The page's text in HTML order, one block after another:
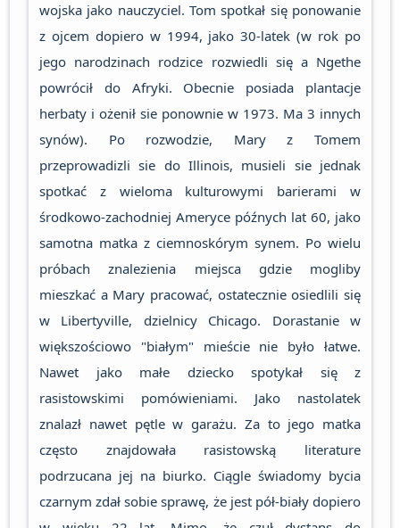
wojska jako nauczyciel. Tom spotkał się ponowanie
z ojcem dopiero w 1994, jako 30-latek (w rok po
jego narodzinach rodzice rozwiedli się a Ngethe
powrócił do Afryki. Obecnie posiada plantacje
herbaty i ożenił sie ponownie w 1973. Ma 3 innych
synów). Po rozwodzie, Mary z Tomem
przeprowadizli sie do Illinois, musieli sie jednak
spotkać z wieloma kulturowymi barierami w
środkowo-zachodniej Ameryce późnych lat 60, jako
samotna matka z ciemnoskórym synem. Po wielu
próbach znalezienia miejsca gdzie mogliby
mieszkać a Mary pracować, ostatecznie osiedlili się
w Libertyville, dzielnicy Chicago. Dorastanie w
większościowo "białym" mieście nie było łatwe.
Nawet jako małe dziecko spotykał się z
rasistowskimi pomówieniami. Jako nastolatek
znalazł nawet pętle w garażu. Za to jego matka
często znajdowała rasistowską literature
podrzucana jej na biurko. Ciągle świadomy bycia
czarnym zdał sobie sprawę, że jest pół-biały dopiero